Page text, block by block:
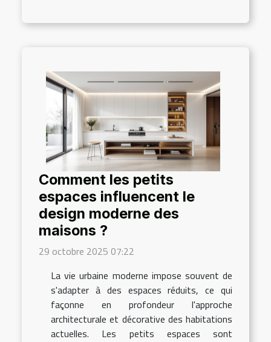
Comment les petits
espaces influencent le
design moderne des
maisons ?
29 octobre 2025 07:22
La vie urbaine moderne impose souvent de
s'adapter à des espaces réduits, ce qui
façonne en profondeur l'approche
architecturale et décorative des habitations
actuelles. Les petits espaces sont